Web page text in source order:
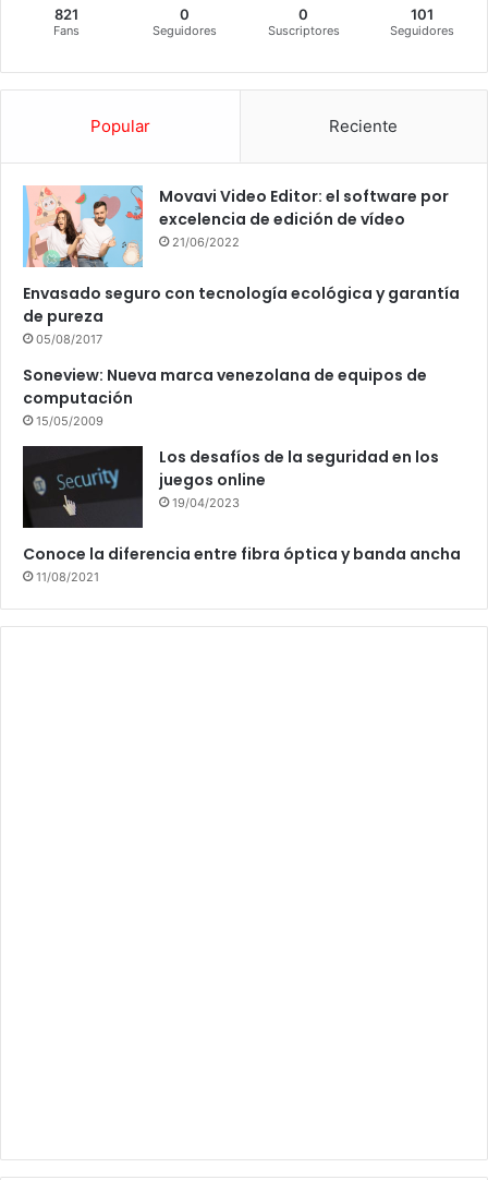
821
Fans
0
Seguidores
0
Suscriptores
101
Seguidores
Popular Reciente
Movavi Video Editor: el software por
excelencia de edición de vídeo
21/06/2022
Envasado seguro con tecnología ecológica y garantía
de pureza
05/08/2017
Soneview: Nueva marca venezolana de equipos de
computación
15/05/2009
Los desafíos de la seguridad en los
juegos online
19/04/2023
Conoce la diferencia entre fibra óptica y banda ancha
11/08/2021